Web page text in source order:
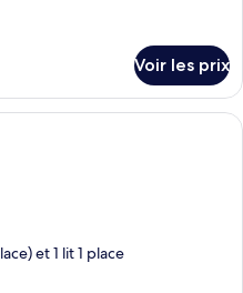
Voir les prix
Une chambre d’hôtel avec deux lits,
et 1 lit 1 place